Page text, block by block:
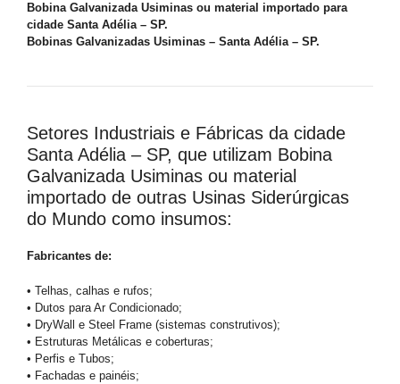
Bobina Galvanizada Usiminas ou material importado para
cidade Santa Adélia – SP.
Bobinas Galvanizadas Usiminas – Santa Adélia – SP.
Setores Industriais e Fábricas da cidade
Santa Adélia – SP, que utilizam Bobina
Galvanizada Usiminas ou material
importado de outras Usinas Siderúrgicas
do Mundo como insumos:
Fabricantes de:
• Telhas, calhas e rufos;
• Dutos para Ar Condicionado;
• DryWall e Steel Frame (sistemas construtivos);
• Estruturas Metálicas e coberturas;
• Perfis e Tubos;
• Fachadas e painéis;